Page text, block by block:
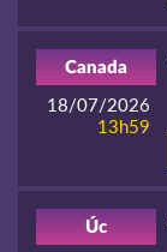
18/07/2026
13h59
Canada
Úc